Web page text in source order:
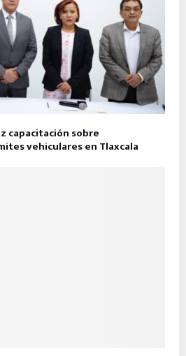
capacitación sobre
vehiculares en Tlaxcala